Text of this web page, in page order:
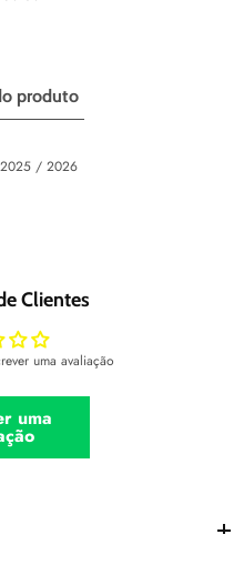
produto
2025 / 2026
Clientes
uma avaliação
uma
e horário